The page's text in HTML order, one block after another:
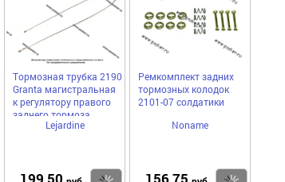
Тормозная трубка 2190
Granta магистральная
к регулятору правого
заднего тормоза
21900-3506580-01
Lejardine
199,50
Ремкомплект задних
тормозных колодок
2101-07 солдатики
Noname
156,75